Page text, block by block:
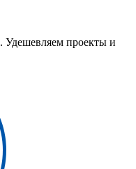
. Удешевляем проекты и